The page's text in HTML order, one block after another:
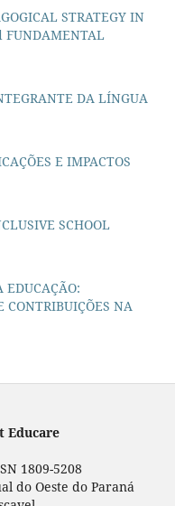
STRATEGY IN
FUNDAMENTAL
DA LÍNGUA
E IMPACTOS
SCHOOL
EDUCAÇÃO:
CONTRIBUIÇÕES NA
Educare
1809-5208
do Oeste do Paraná